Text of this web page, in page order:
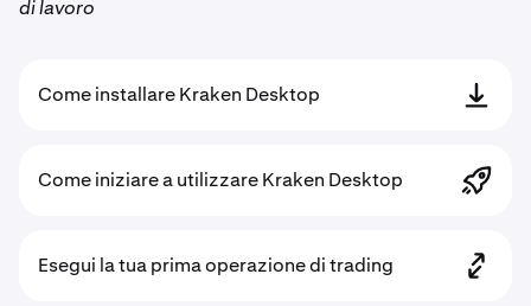
di lavoro
Come installare Kraken Desktop
Come iniziare a utilizzare Kraken Desktop
Esegui la tua prima operazione di trading